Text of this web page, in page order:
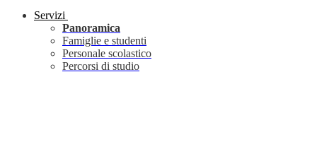
Servizi
Panoramica
Famiglie e studenti
Personale scolastico
Percorsi di studio